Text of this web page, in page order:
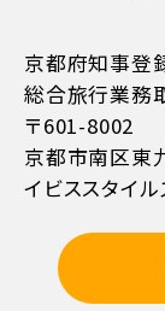
11日目に
10日目に
京都府知事登
総合旅行業務
〒601-8002
京都市南区東
イビススタイ